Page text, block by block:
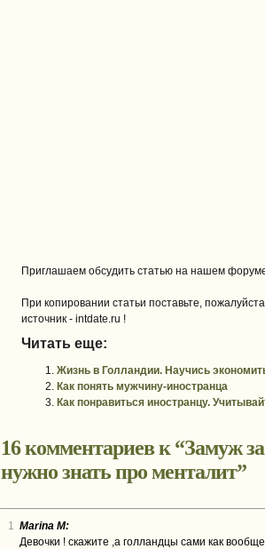
Приглашаем обсудить статью на нашем
При копировании статьи поставьте,
источник - intdate.ru !
Читать еще:
Жизнь в Голландии. Научись
Как понять мужчину-иностранца
Как понравиться иностранцу.
16 комментариев к “Замуж
нужно знать про менталит”
1 Marina M:
Девочки ! скажите ,а голландцы сами как